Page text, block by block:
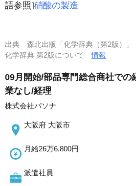
語参照]硝酸の製造
出典 森北出版「化学辞典（第2版）」
化学辞典 第2版について情報
09月開始/部品専門総合商社での
業なし/経理
株式会社パソナ
大阪府 大阪市
月給26万6,800円
派遣社員